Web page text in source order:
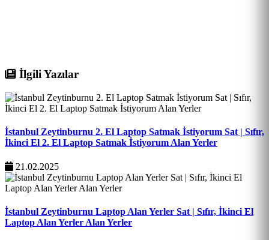
İlgili Yazılar
İstanbul Zeytinburnu 2. El Laptop Satmak İstiyorum Sat | Sıfır,
İkinci El 2. El Laptop Satmak İstiyorum Alan Yerler
21.02.2025
İstanbul Zeytinburnu Laptop Alan Yerler Sat | Sıfır, İkinci El
Laptop Alan Yerler Alan Yerler